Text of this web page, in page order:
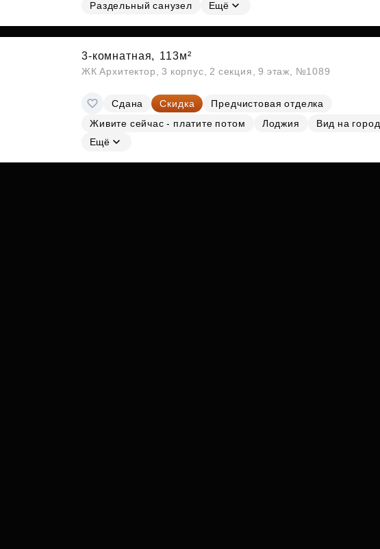
СубсидииРаздельный санузел
Ещё
3-комнатная, 113м²
ЖК Архитектор, 3 корпус, 2 секция, 9 этаж, №1089
Сдана Скидка
Предчистовая отделка
Живите сейчас - платите потом
Лоджия
Вид на город
Ещё